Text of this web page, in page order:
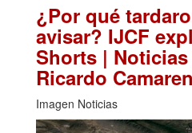
¿Por qué
avisar? IJCF
Shorts |
Ricardo
Imagen Noticias